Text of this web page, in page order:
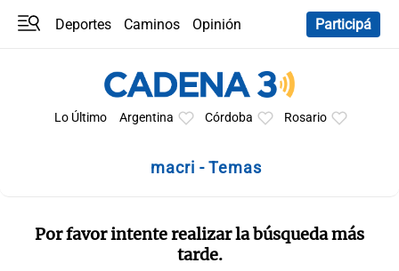
Deportes Caminos
Opinión
Participá
Lo Último Argentina Córdoba Rosario
macri - Temas
Por favor intente realizar la búsqueda más
tarde.